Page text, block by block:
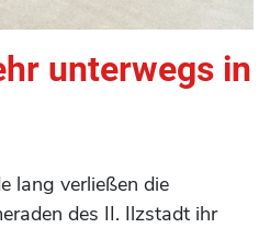
unterwegs in
lang verließen die
des II. Ilzstadt ihr